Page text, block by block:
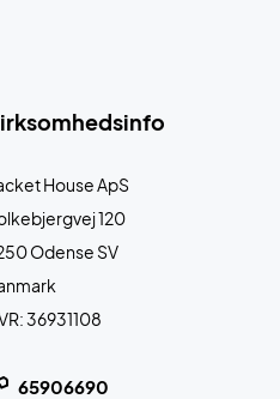
House ApS
120
Odense SV
36931108
65906690